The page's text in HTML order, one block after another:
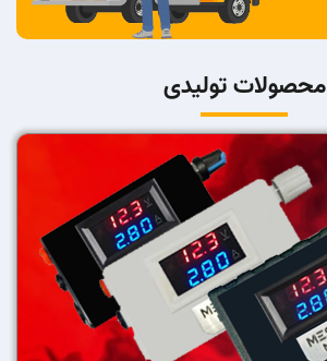
محصولات تولیدی